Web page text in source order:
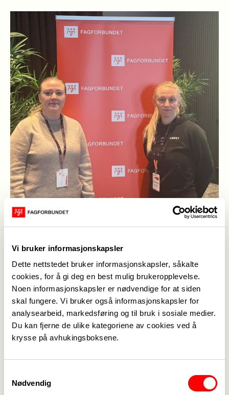
Vi bruker informasjonskapsler
Dette nettstedet bruker informasjonskapsler, såkalte
cookies, for å gi deg en best mulig brukeropplevelse.
Noen informasjonskapsler er nødvendige for at siden
skal fungere. Vi bruker også informasjonskapsler for
analysearbeid, markedsføring og til bruk i sosiale medier.
Du kan fjerne de ulike kategoriene av cookies ved å
krysse på avhukingsboksene.
Nødvendig
19. mars